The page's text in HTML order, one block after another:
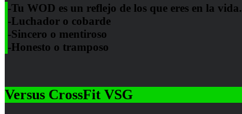
-Tu WOD es un reflejo de los que eres en la vida.
-Luchador o cobarde
-Sincero o mentiroso
-Honesto o tramposo
Versus CrossFit VSG